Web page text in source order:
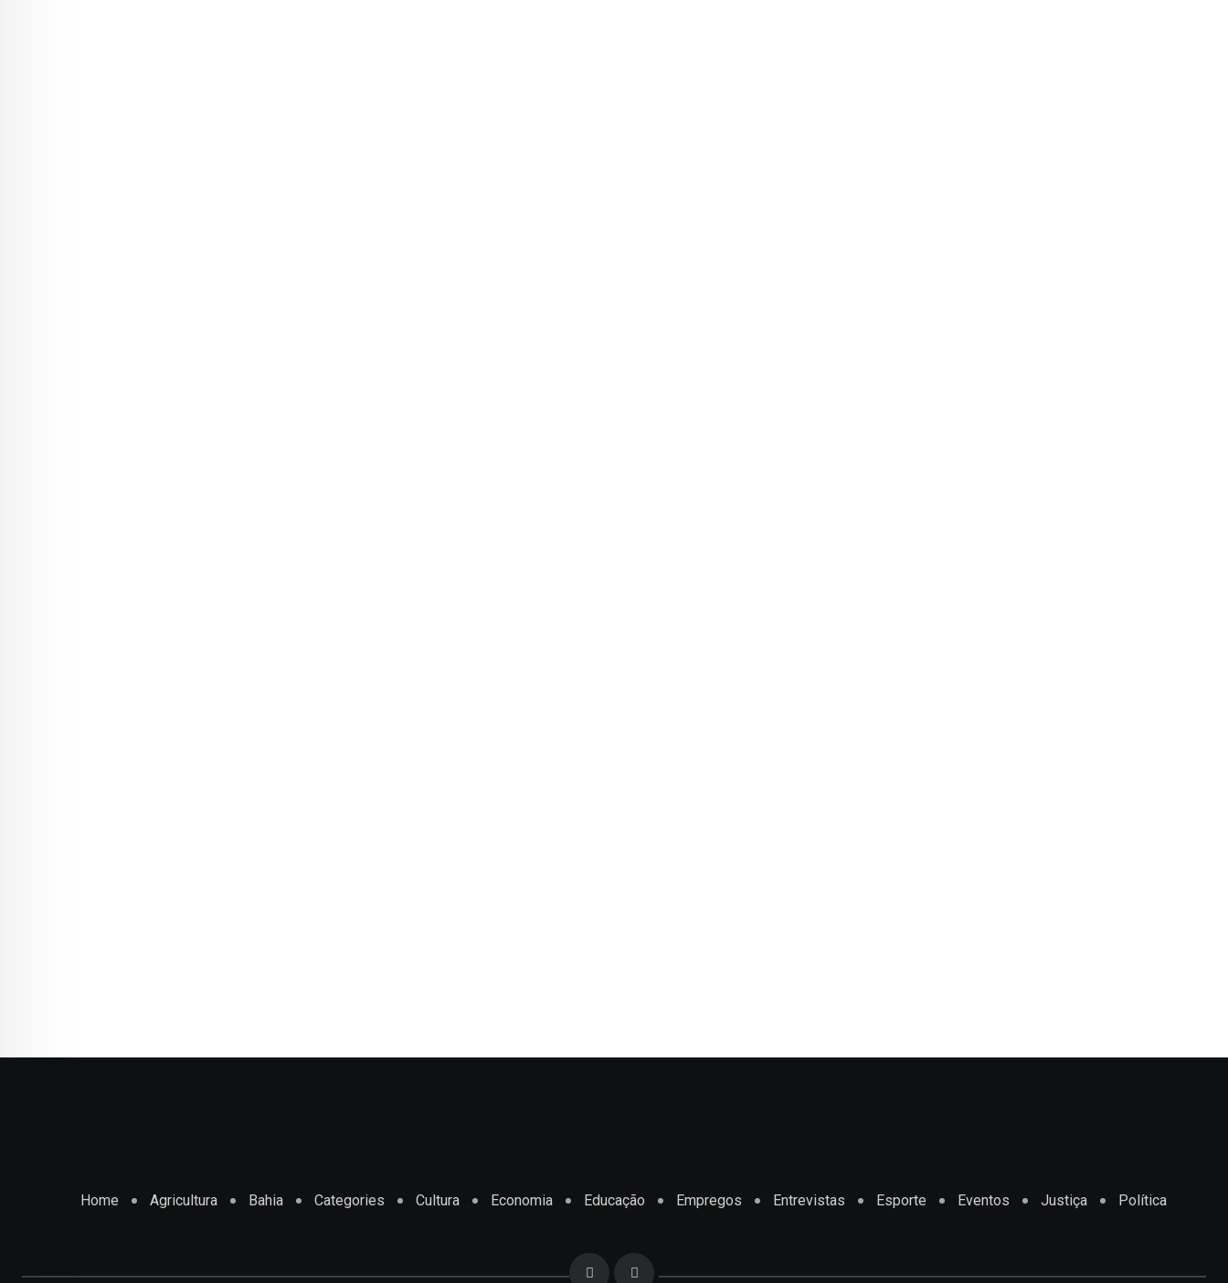
Home Agricultura Bahia Categories Cultura Economia Educação Empregos Entrevistas Esporte Eventos Justiça Política